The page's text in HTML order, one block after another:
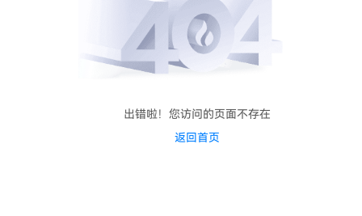
出错啦！您访问的页面不存在
返回首页